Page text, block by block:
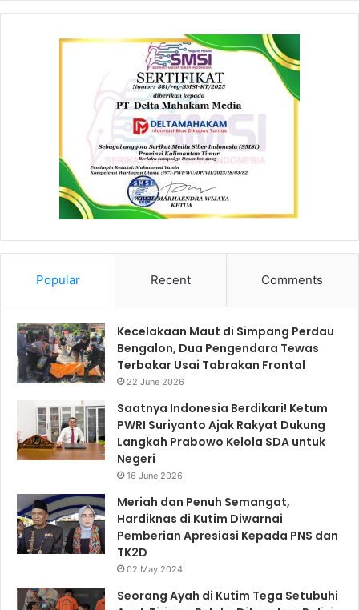
Popular Recent Comments
Kecelakaan Maut di Simpang Perdau
Bengalon, Dua Pengendara Tewas
Terbakar Usai Tabrakan Frontal
22 June 2026
Saatnya Indonesia Berdikari! Ketum
PWRI Suriyanto Ajak Rakyat Dukung
Langkah Prabowo Kelola SDA untuk
Negeri
16 June 2026
Meriah dan Penuh Semangat,
Hardiknas di Kutim Diwarnai
Pemberian Apresiasi Kepada PNS dan
TK2D
02 May 2024
Seorang Ayah di Kutim Tega Setubuhi